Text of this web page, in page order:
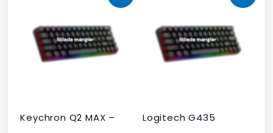
Keychron Q2 MAX –
oprindelige
pris
var:
kr. 2.190,00.
aktuelle
pris
er:
kr. 1.465,00.
Logitech G435
oprindelige
pris
var:
kr. 599,00.
aktuelle
pris
er:
kr. 399,00.